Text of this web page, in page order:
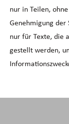
nur in Teilen,
Genehmigung der
nur für Texte, die
gestellt werden,